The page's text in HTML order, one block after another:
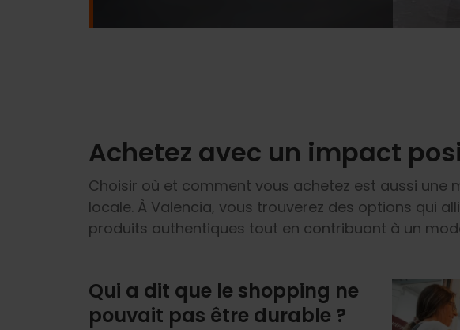
Achetez avec un impact
Choisir où et comment vous achetez est aussi une
locale. À Valencia, vous trouverez des options qui
produits authentiques tout en contribuant à un
Qui a dit que le shopping ne
pouvait pas être durable ?